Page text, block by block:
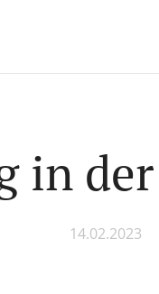
in
14.02.2023